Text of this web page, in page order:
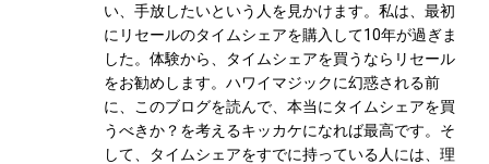
い、手放したいという人を見かけます。私は、最初
にリセールのタイムシェアを購入して10年が過ぎま
した。体験から、タイムシェアを買うならリセール
をお勧めします。ハワイマジックに幻惑される前
に、このブログを読んで、本当にタイムシェアを買
うべきか？を考えるキッカケになれば最高です。そ
して、タイムシェアをすでに持っている人には、理